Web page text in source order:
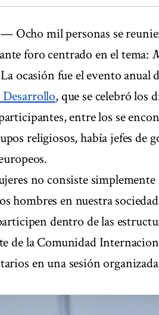
— Ocho mil personas se
foro centrado en el tema:
ocasión fue el evento anual
Desarrollo, que se celebró los
entre los se
religiosos, había jefes de
no consiste
hombres en nuestra
dentro de las
de la Comunidad
en una sesión